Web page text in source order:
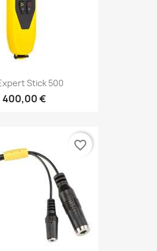
Stick 500
400,00 €
favorite_border